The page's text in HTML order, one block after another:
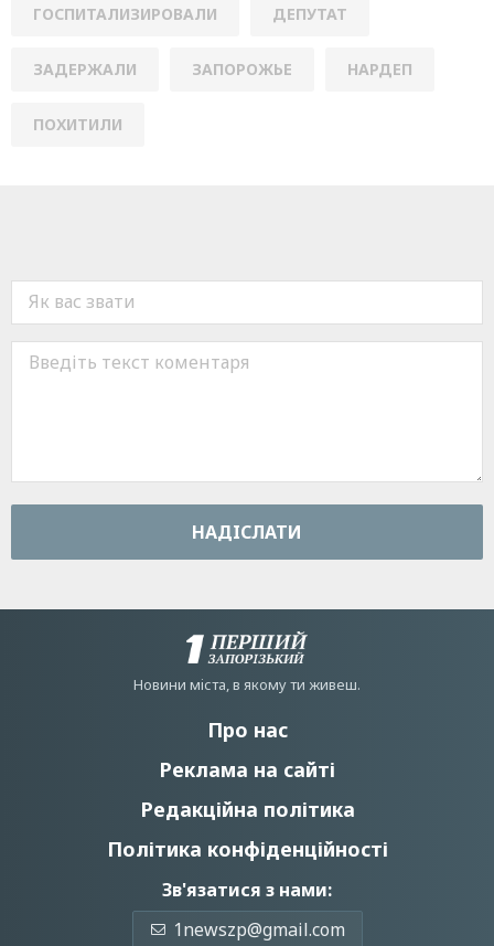
ГОСПИТАЛИЗИРОВАЛИ ДЕПУТАТ
ЗАДЕРЖАЛИ ЗАПОРОЖЬЕ НАРДЕП
ПОХИТИЛИ
НАДIСЛАТИ
Новини мiста, в якому ти живеш.
Про нас
Реклама на сайті
Редакційна політика
Політика конфіденційності
Зв'язатися з нами:
1newszp@gmail.com